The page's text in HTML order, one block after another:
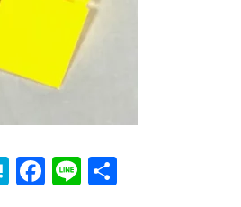
Hatena
Facebook
Line